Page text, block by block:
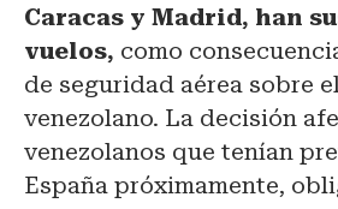
Caracas y Madrid, han
vuelos, como
de seguridad aérea sobre
venezolano. La decisión
venezolanos que tenían
España próximamente,